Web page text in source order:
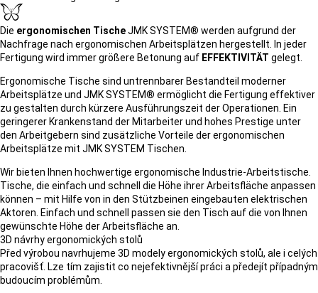
Die ergonomischen TischeJMK SYSTEM® werden aufgrund der
Nachfrage nach ergonomischen Arbeitsplätzen hergestellt. In jeder
Fertigung wird immer größere Betonung auf EFFEKTIVITÄT gelegt.
Ergonomische Tische sind untrennbarer Bestandteil moderner
Arbeitsplätze und JMK SYSTEM® ermöglicht die Fertigung effektiver
zu gestalten durch kürzere Ausführungszeit der Operationen. Ein
geringerer Krankenstand der Mitarbeiter und hohes Prestige unter
den Arbeitgebern sind zusätzliche Vorteile der ergonomischen
Arbeitsplätze mit JMK SYSTEM Tischen.
Wir bieten Ihnen hochwertige ergonomische Industrie-Arbeitstische.
Tische, die einfach und schnell die Höhe ihrer Arbeitsfläche anpassen
können – mit Hilfe von in den Stützbeinen eingebauten elektrischen
Aktoren. Einfach und schnell passen sie den Tisch auf die von Ihnen
gewünschte Höhe der Arbeitsfläche an.
3D návrhy ergonomických stolů
Před výrobou navrhujeme 3D modely ergonomických stolů, ale i celých
pracovišť. Lze tím zajistit co nejefektivnější práci a předejít případným
budoucím problémům.